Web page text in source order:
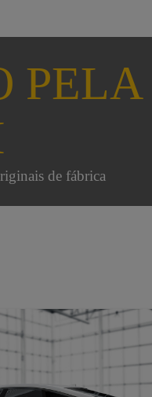
PELA
de fábrica